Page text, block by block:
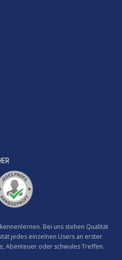
Bei uns stehen Qualität
jedes einzelnen Users an erster
Abenteuer oder schwules Treffen.